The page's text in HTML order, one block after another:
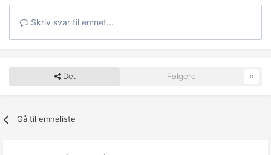
Skriv svar til emnet...
Del Følgere 0
Gå til emneliste